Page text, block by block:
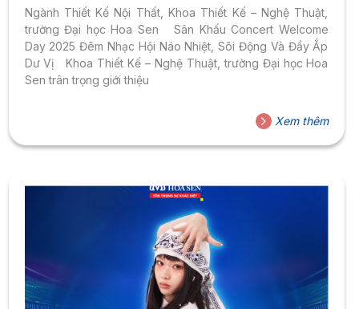
Ngành Thiết Kế Nội Thất, Khoa Thiết Kế – Nghệ Thuật,
trường Đại học Hoa Sen Sân Khấu Concert Welcome
Day 2025 Đêm Nhạc Hội Náo Nhiệt, Sôi Động Và Đầy Ắp
Dư Vị Khoa Thiết Kế – Nghệ Thuật, trường Đại học Hoa
Sen trân trọng giới thiệu
Xem thêm